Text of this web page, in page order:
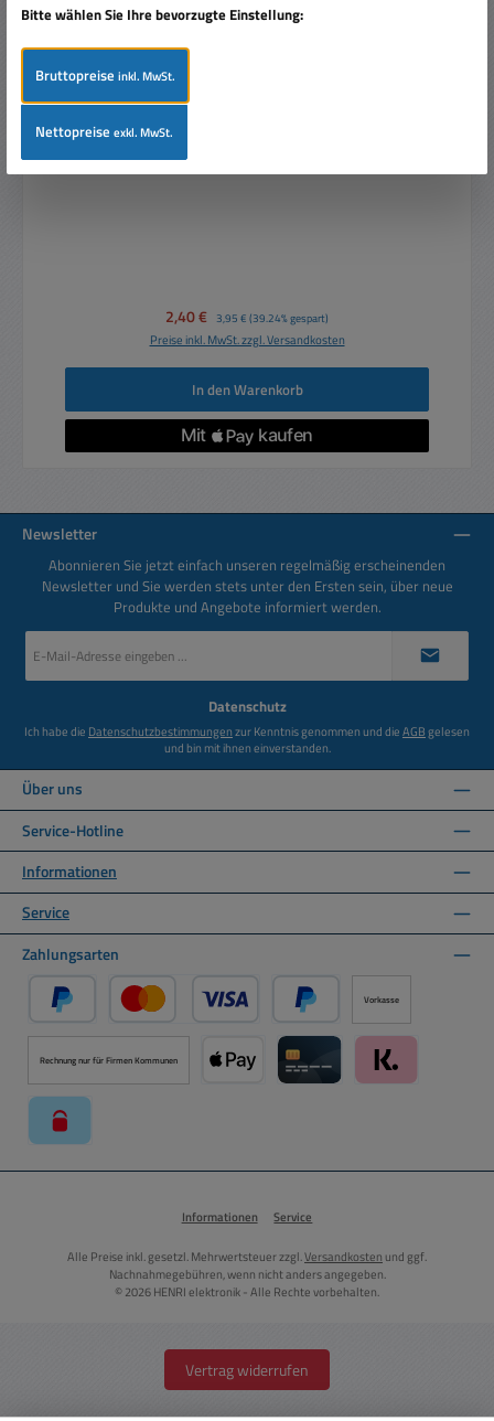
Kippschalter mit Schraubanschluss 2xUM mit
Mittelstellung AUS mit Schild
Verkaufspreis:
2,40 € Regulärer Preis:
3,95 € (39.24% gespart)
Preise inkl. MwSt. zzgl. Versandkosten
In den Warenkorb
Newsletter
Abonnieren Sie jetzt einfach unseren regelmäßig erscheinenden
Newsletter und Sie werden stets unter den Ersten sein, über neue
Produkte und Angebote informiert werden.
Mail-
Datenschutz
Ich habe die Datenschutzbestimmungenzur Kenntnis genommen und dieAGBgelesen
und bin mit ihnen einverstanden.
Über uns
Service-Hotline
Informationen
Service
Zahlungsarten
PayPal Kredit- oder Debitkarte über PayPal
Später Bezahlen über PayPal
Vorkasse
Rechnung nur für Firmen Kommunen
Informationen Service
Alle Preise inkl. gesetzl. Mehrwertsteuer zzgl.Versandkosten und ggf.
Nachnahmegebühren, wenn nicht anders angegeben.
© 2026 HENRI elektronik - Alle Rechte vorbehalten.
Vertrag widerrufen
Bitte wählen Sie Ihre bevorzugte Einstellung:
Bruttopreiseinkl. MwSt.
Nettopreiseexkl. MwSt.